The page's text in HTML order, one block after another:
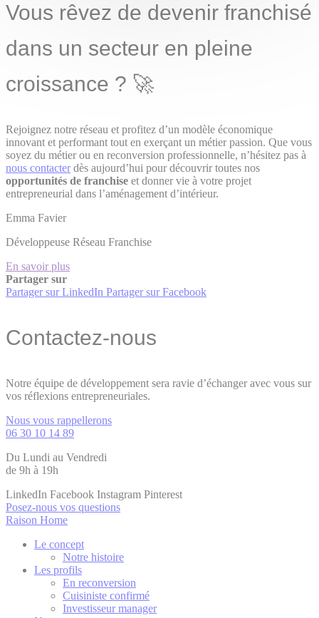
Vous rêvez de devenir franchisé
dans un secteur en pleine
croissance ? 🚀
Rejoignez notre réseau et profitez d’un modèle économique
innovant et performant tout en exerçant un métier passion. Que vous
soyez du métier ou en reconversion professionnelle, n’hésitez pas à
nous contacter dès aujourd’hui pour découvrir toutes nos
opportunités de franchise et donner vie à votre projet
entrepreneurial dans l’aménagement d’intérieur.
Emma Favier
Développeuse Réseau Franchise
En savoir plus
Partager sur
Partager sur LinkedIn Partager sur Facebook
Contactez-nous
Notre équipe de développement sera ravie d’échanger avec vous sur
vos réflexions entrepreneuriales.
Nous vous rappellerons
06 30 10 14 89
Du Lundi au Vendredi
de 9h à 19h
LinkedIn Facebook Instagram Pinterest
Posez-nous vos questions
Raison Home
Le concept
Notre histoire
Les profils
En reconversion
Cuisiniste confirmé
Investisseur manager